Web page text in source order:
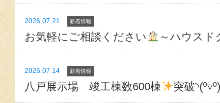
2026.07.21 新着情報
お気軽にご相談ください ～ハウスド
2026.07.14 新着情報
八戸展示場 竣工棟数600棟 突破